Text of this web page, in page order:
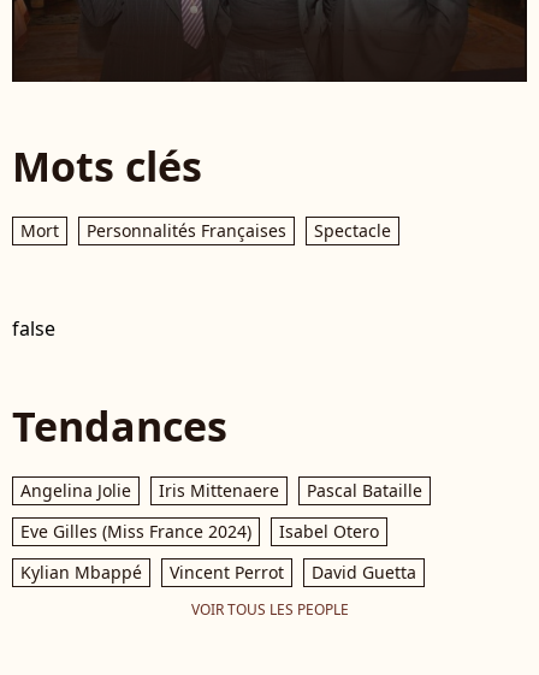
Mots clés
Mort Personnalités Françaises Spectacle
false
Tendances
Angelina Jolie Iris Mittenaere
Pascal Bataille
Eve Gilles (Miss France 2024)
Isabel Otero
Kylian Mbappé
Vincent Perrot David Guetta
VOIR TOUS LES PEOPLE